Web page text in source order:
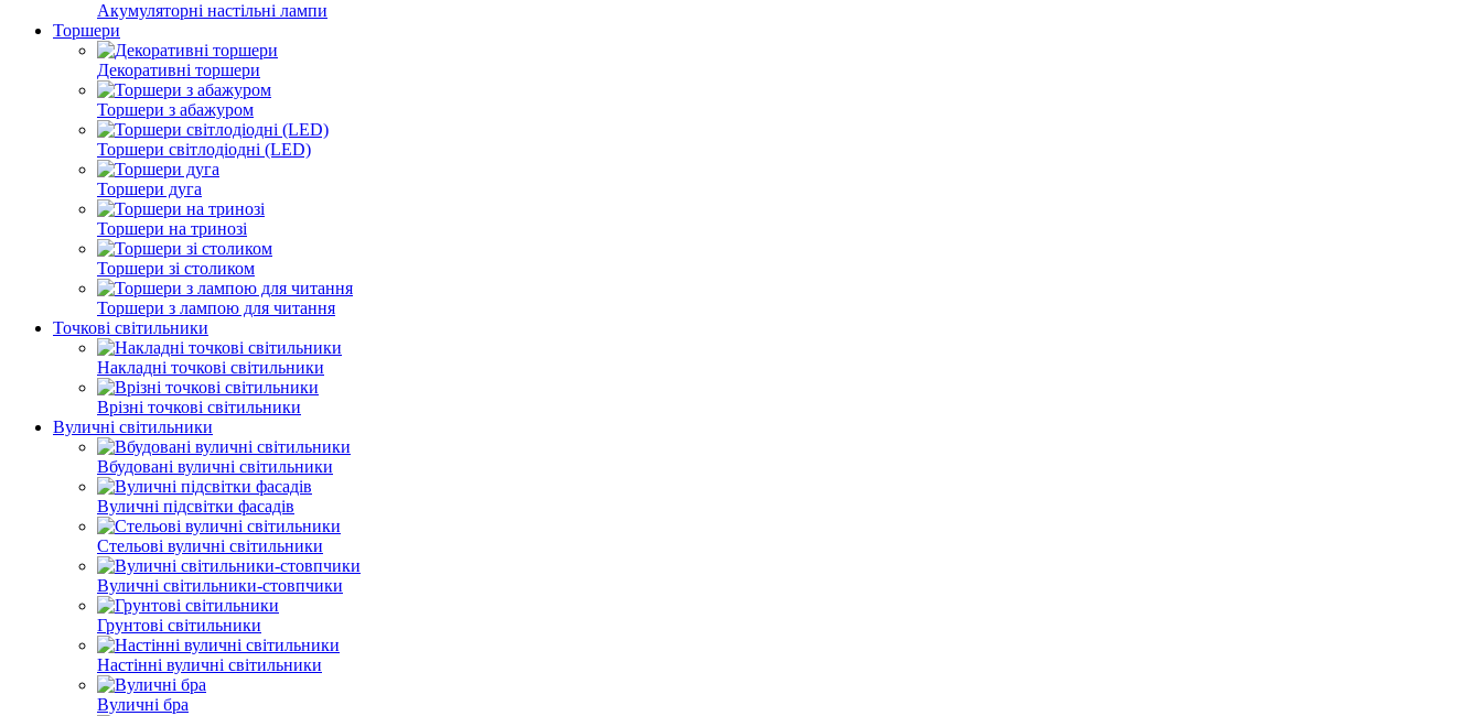
Акумуляторні настільні лампи
Торшери
Декоративні торшери
Торшери з абажуром
Торшери світлодіодні (LED)
Торшери дуга
Торшери на тринозі
Торшери зі столиком
Торшери з лампою для читання
Точкові світильники
Накладні точкові світильники
Врізні точкові світильники
Вуличні світильники
Вбудовані вуличні світильники
Вуличні підсвітки фасадів
Стельові вуличні світильники
Вуличні світильники-стовпчики
Грунтові світильники
Настінні вуличні світильники
Вуличні бра